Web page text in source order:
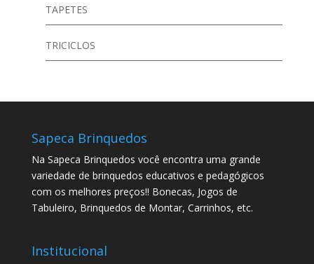
TAPETES
TRICICLOS
Sapeca Brinquedos
Na Sapeca Brinquedos você encontra uma grande
variedade de brinquedos educativos e pedagógicos
com os melhores preços!! Bonecas, Jogos de
Tabuleiro, Brinquedos de Montar, Carrinhos, etc.
Institucional